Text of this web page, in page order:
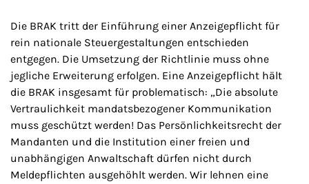
Die BRAK tritt der Einführung einer Anzeigepflicht für
rein nationale Steuergestaltungen entschieden
entgegen. Die Umsetzung der Richtlinie muss ohne
jegliche Erweiterung erfolgen. Eine Anzeigepflicht hält
die BRAK insgesamt für problematisch: „Die absolute
Vertraulichkeit mandatsbezogener Kommunikation
muss geschützt werden! Das Persönlichkeitsrecht der
Mandanten und die Institution einer freien und
unabhängigen Anwaltschaft dürfen nicht durch
Meldepflichten ausgehöhlt werden. Wir lehnen eine